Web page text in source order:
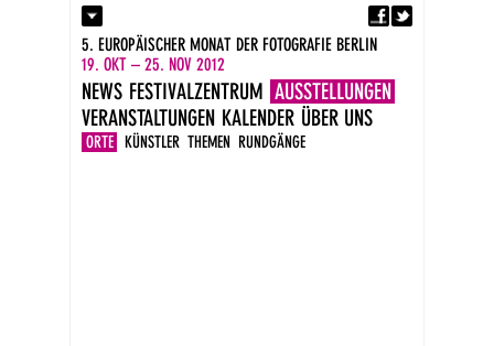
Kontakt
Presse
Impressum
DE
EN
5. EUROPÄISCHER MONAT DER FOTOGRAFIE BERLIN
19. OKT – 25. NOV 2012
NEWS FESTIVALZENTRUM AUSSTELLUNGEN
ORTE KÜNSTLER THEMEN RUNDGÄNGE
VERANSTALTUNGEN KALENDER ÜBER UNS